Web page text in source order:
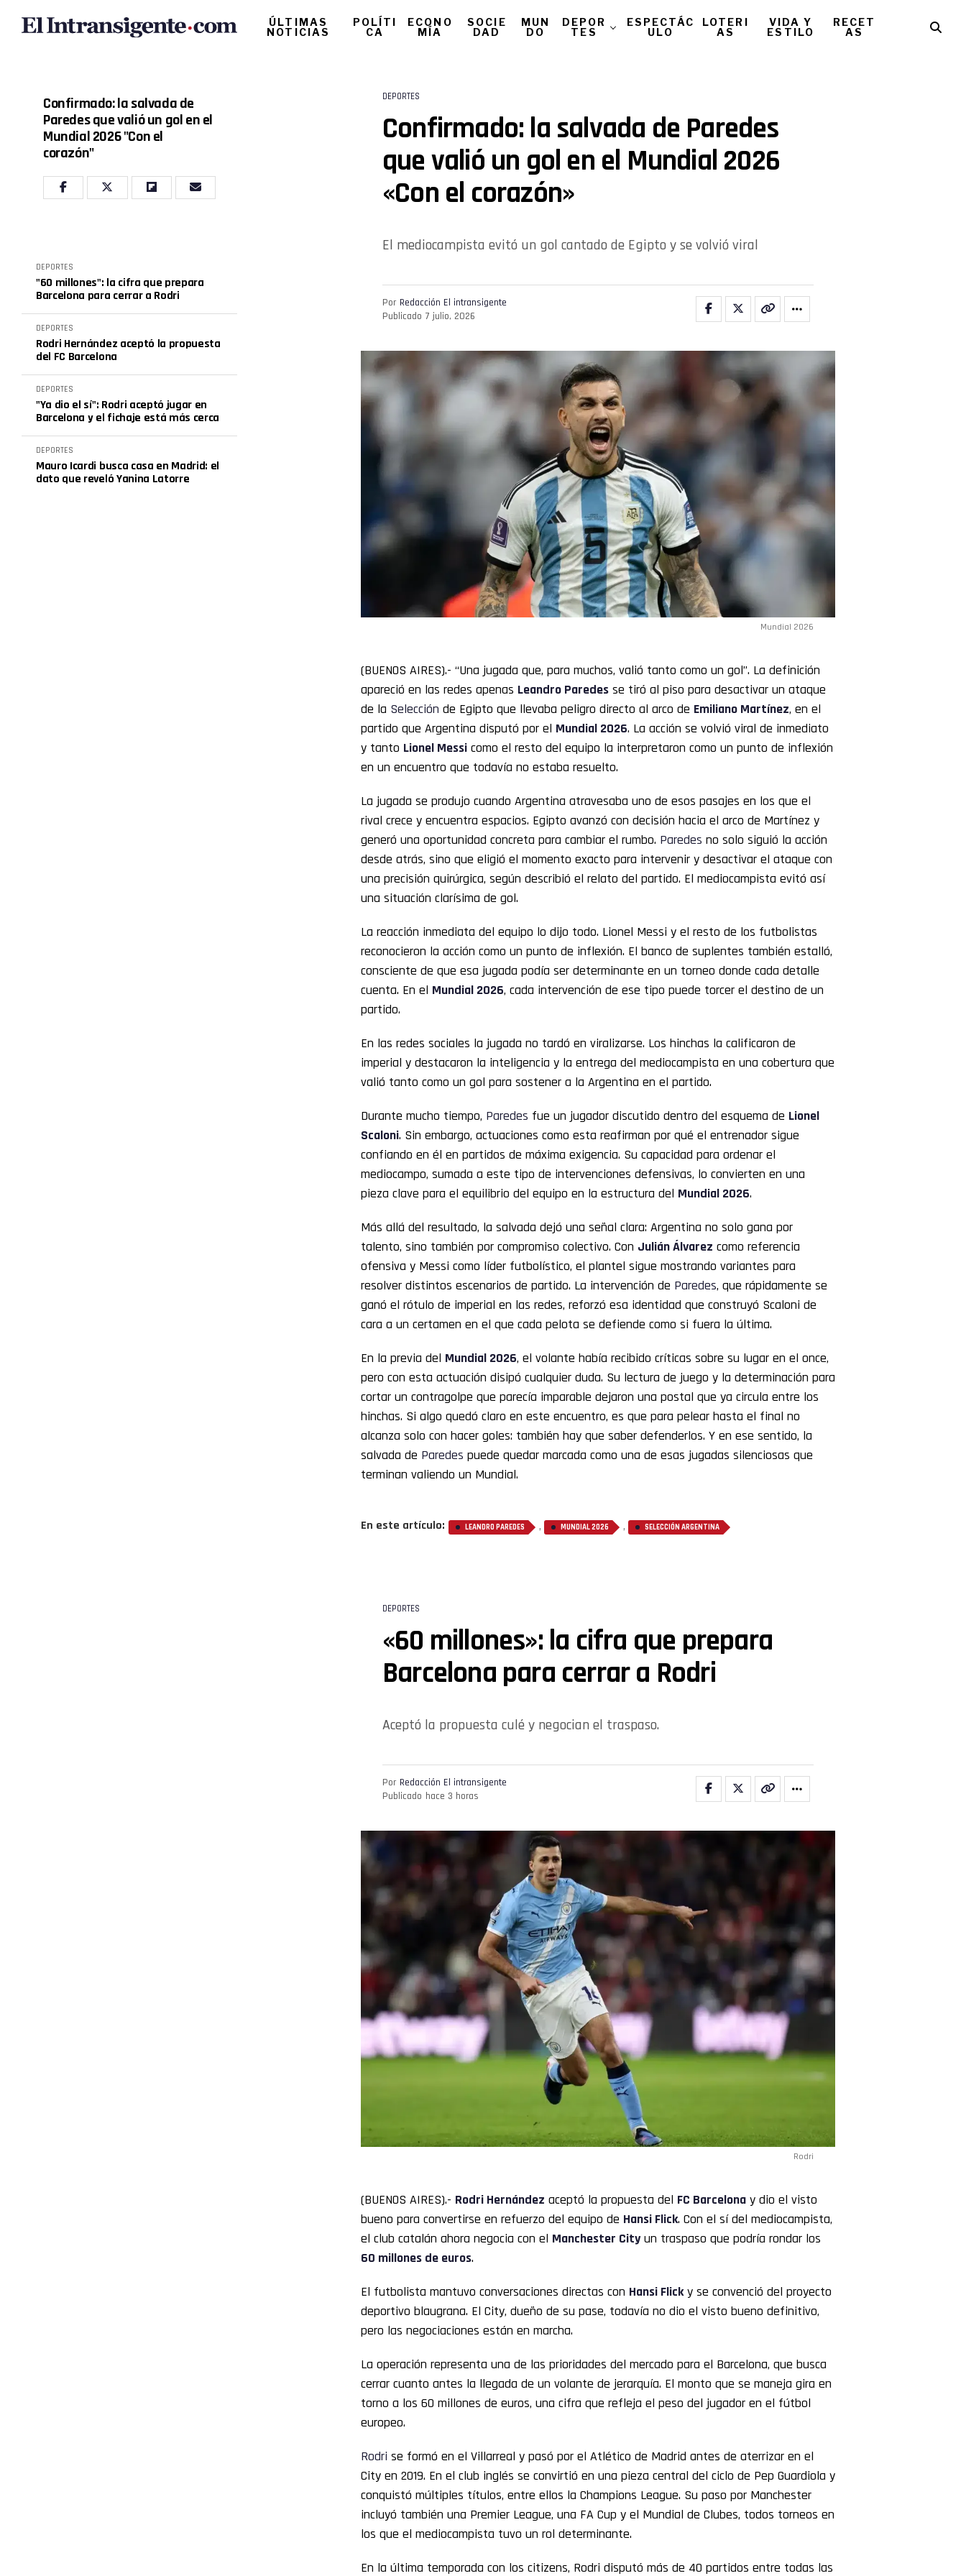
ÚLTIMAS
NOTICIAS
POLÍTI
CA
ECONO
MÍA
SOCIE
DAD
MUN
DO
DEPOR
TES
ESPECTÁC
ULO
LOTERI
AS
VIDA Y
ESTILO
RECET
AS
Confirmado: la salvada de
Paredes que valió un gol en el
Mundial 2026 "Con el
corazón"
DEPORTES
"60 millones": la cifra que prepara
Barcelona para cerrar a Rodri
DEPORTES
Rodri Hernández aceptó la propuesta
del FC Barcelona
DEPORTES
"Ya dio el sí": Rodri aceptó jugar en
Barcelona y el fichaje está más cerca
DEPORTES
Mauro Icardi busca casa en Madrid: el
dato que reveló Yanina Latorre
DEPORTES
Confirmado: la salvada de Paredes
que valió un gol en el Mundial 2026
«Con el corazón»
El mediocampista evitó un gol cantado de Egipto y se volvió viral
Por Redacción El intransigente
Publicado 7 julio, 2026
Mundial 2026
(BUENOS AIRES).- “Una jugada que, para muchos, valió tanto como un gol”. La definición
apareció en las redes apenas Leandro Paredes se tiró al piso para desactivar un ataque
de la Selección de Egipto que llevaba peligro directo al arco de Emiliano Martínez, en el
partido que Argentina disputó por el Mundial 2026. La acción se volvió viral de inmediato
y tanto Lionel Messi como el resto del equipo la interpretaron como un punto de inflexión
en un encuentro que todavía no estaba resuelto.
La jugada se produjo cuando Argentina atravesaba uno de esos pasajes en los que el
rival crece y encuentra espacios. Egipto avanzó con decisión hacia el arco de Martínez y
generó una oportunidad concreta para cambiar el rumbo. Paredes no solo siguió la acción
desde atrás, sino que eligió el momento exacto para intervenir y desactivar el ataque con
una precisión quirúrgica, según describió el relato del partido. El mediocampista evitó así
una situación clarísima de gol.
La reacción inmediata del equipo lo dijo todo. Lionel Messi y el resto de los futbolistas
reconocieron la acción como un punto de inflexión. El banco de suplentes también estalló,
consciente de que esa jugada podía ser determinante en un torneo donde cada detalle
cuenta. En el Mundial 2026, cada intervención de ese tipo puede torcer el destino de un
partido.
En las redes sociales la jugada no tardó en viralizarse. Los hinchas la calificaron de
imperial y destacaron la inteligencia y la entrega del mediocampista en una cobertura que
valió tanto como un gol para sostener a la Argentina en el partido.
Durante mucho tiempo, Paredes fue un jugador discutido dentro del esquema de Lionel
Scaloni. Sin embargo, actuaciones como esta reafirman por qué el entrenador sigue
confiando en él en partidos de máxima exigencia. Su capacidad para ordenar el
mediocampo, sumada a este tipo de intervenciones defensivas, lo convierten en una
pieza clave para el equilibrio del equipo en la estructura del Mundial 2026.
Más allá del resultado, la salvada dejó una señal clara: Argentina no solo gana por
talento, sino también por compromiso colectivo. Con Julián Álvarez como referencia
ofensiva y Messi como líder futbolístico, el plantel sigue mostrando variantes para
resolver distintos escenarios de partido. La intervención de Paredes, que rápidamente se
ganó el rótulo de imperial en las redes, reforzó esa identidad que construyó Scaloni de
cara a un certamen en el que cada pelota se defiende como si fuera la última.
En la previa del Mundial 2026, el volante había recibido críticas sobre su lugar en el once,
pero con esta actuación disipó cualquier duda. Su lectura de juego y la determinación para
cortar un contragolpe que parecía imparable dejaron una postal que ya circula entre los
hinchas. Si algo quedó claro en este encuentro, es que para pelear hasta el final no
alcanza solo con hacer goles: también hay que saber defenderlos. Y en ese sentido, la
salvada de Paredes puede quedar marcada como una de esas jugadas silenciosas que
terminan valiendo un Mundial.
En este artículo: LEANDRO PAREDES , MUNDIAL 2026 , SELECCIÓN ARGENTINA
DEPORTES
«60 millones»: la cifra que prepara
Barcelona para cerrar a Rodri
Aceptó la propuesta culé y negocian el traspaso.
Por Redacción El intransigente
Publicado hace 3 horas
Rodri
(BUENOS AIRES).- Rodri Hernández aceptó la propuesta del FC Barcelona y dio el visto
bueno para convertirse en refuerzo del equipo de Hansi Flick. Con el sí del mediocampista,
el club catalán ahora negocia con el Manchester Cityun traspaso que podría rondar los
60 millones de euros.
El futbolista mantuvo conversaciones directas con Hansi Flicky se convenció del proyecto
deportivo blaugrana. El City, dueño de su pase, todavía no dio el visto bueno definitivo,
pero las negociaciones están en marcha.
La operación representa una de las prioridades del mercado para el Barcelona, que busca
cerrar cuanto antes la llegada de un volante de jerarquía. El monto que se maneja gira en
torno a los 60 millones de euros, una cifra que refleja el peso del jugador en el fútbol
europeo.
Rodri se formó en el Villarreal y pasó por el Atlético de Madrid antes de aterrizar en el
City en 2019. En el club inglés se convirtió en una pieza central del ciclo de Pep Guardiola y
conquistó múltiples títulos, entre ellos la Champions League. Su paso por Manchester
incluyó también una Premier League, una FA Cup y el Mundial de Clubes, todos torneos en
los que el mediocampista tuvo un rol determinante.
En la última temporada con los citizens, Rodri disputó más de 40 partidos entre todas las